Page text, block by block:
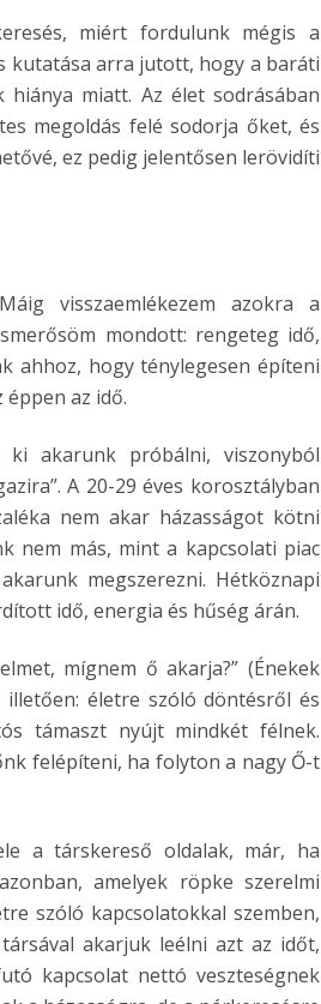
miért fordulunk mégis a
kutatása arra jutott, hogy a baráti
hiánya miatt. Az élet sodrásában
megoldás felé sodorja őket, és
ez pedig jelentősen lerövidíti
visszaemlékezem azokra a
mondott: rengeteg idő,
ahhoz, hogy ténylegesen építeni
az idő.
akarunk próbálni, viszonyból
A 20-29 éves korosztályban
nem akar házasságot kötni
nem más, mint a kapcsolati piac
megszerezni. Hétköznapi
idő, energia és hűség árán.
mígnem ő akarja?” (Énekek
életre szóló döntésről és
támaszt nyújt mindkét félnek.
felépíteni, ha folyton a nagy Ő-t
a társkereső oldalak, már, ha
amelyek röpke szerelmi
szóló kapcsolatokkal szemben,
akarjuk leélni azt az időt,
kapcsolat nettó veszteségnek